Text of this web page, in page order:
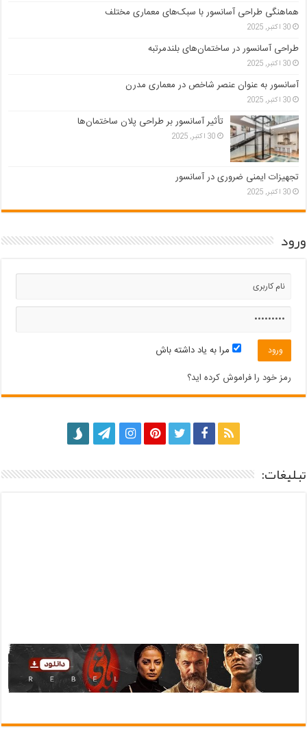
هماهنگی طراحی آسانسور با سبک‌های معماری مختلف
30 اکتبر, 2025
طراحی آسانسور در ساختمان‌های بلندمرتبه
30 اکتبر, 2025
آسانسور به عنوان عنصر شاخص در معماری مدرن
30 اکتبر, 2025
تأثیر آسانسور بر طراحی پلان ساختمان‌ها
30 اکتبر, 2025
تجهیزات ایمنی ضروری در آسانسور
30 اکتبر, 2025
ورود
مرا به یاد داشته باش
رمز خود را فراموش کرده اید؟
تبلیغات: